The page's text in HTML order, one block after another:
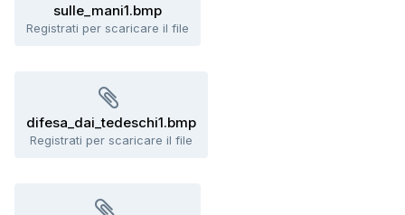
sulle_mani1.bmp
Registrati per scaricare il file
difesa_dai_tedeschi1.bmp
Registrati per scaricare il file